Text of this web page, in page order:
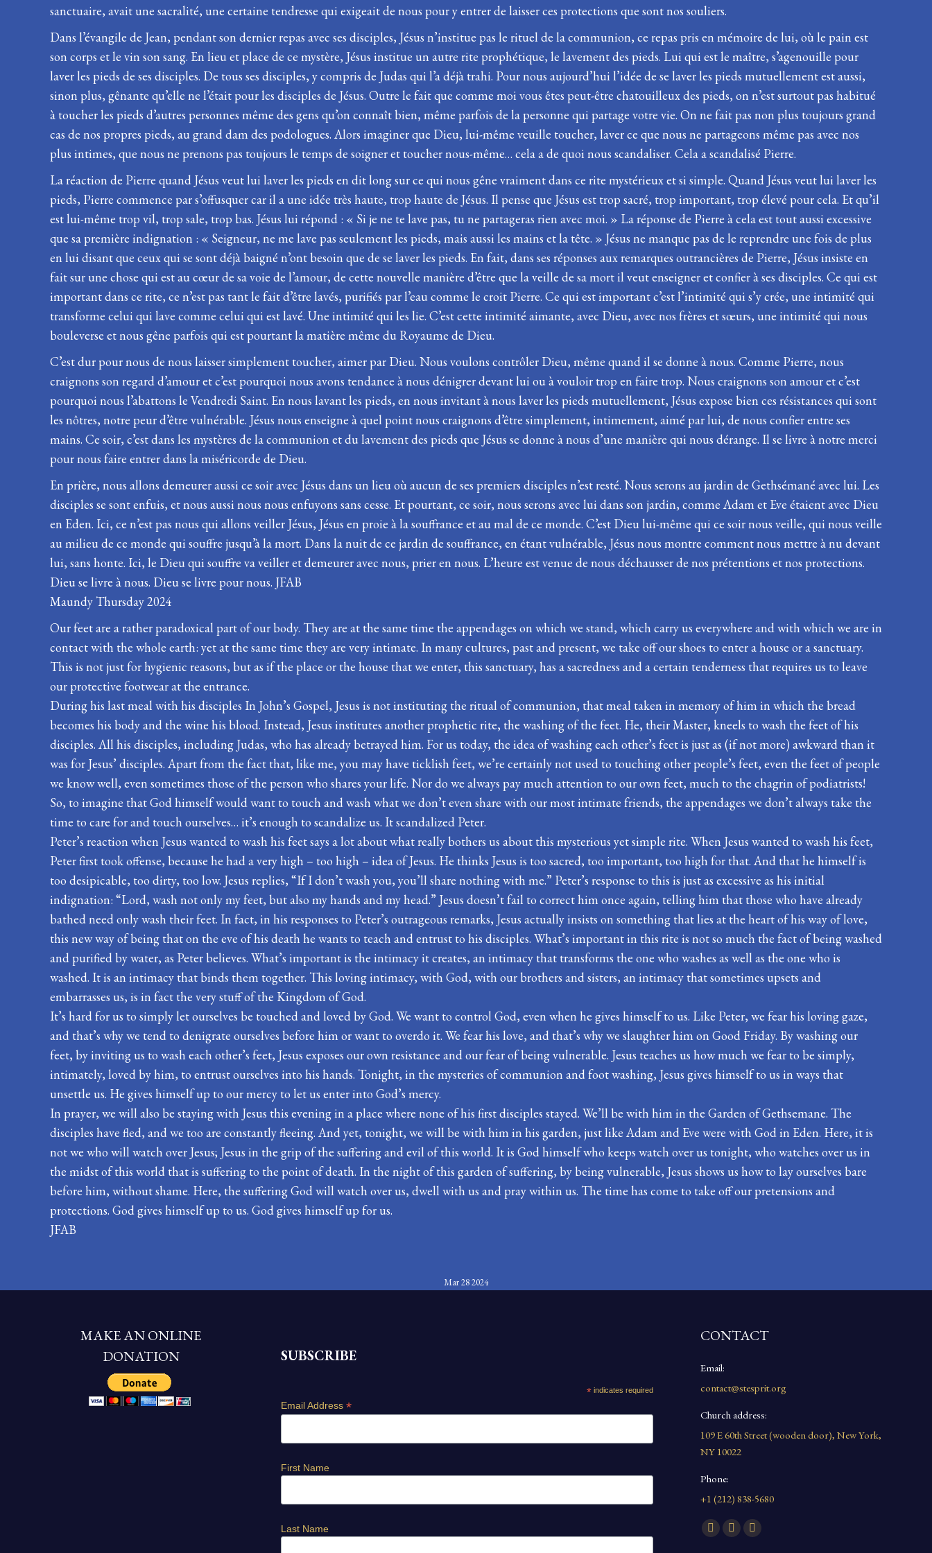
sanctuaire, avait une sacralité, une certaine tendresse qui exigeait de nous pour y entrer de laisser ces protections que sont nos souliers.
Dans l’évangile de Jean, pendant son dernier repas avec ses disciples, Jésus n’institue pas le rituel de la communion, ce repas pris en mémoire de lui, où le pain est
son corps et le vin son sang. En lieu et place de ce mystère, Jésus institue un autre rite prophétique, le lavement des pieds. Lui qui est le maître, s’agenouille pour
laver les pieds de ses disciples. De tous ses disciples, y compris de Judas qui l’a déjà trahi. Pour nous aujourd’hui l’idée de se laver les pieds mutuellement est aussi,
sinon plus, gênante qu’elle ne l’était pour les disciples de Jésus. Outre le fait que comme moi vous êtes peut-être chatouilleux des pieds, on n’est surtout pas habitué
à toucher les pieds d’autres personnes même des gens qu’on connaît bien, même parfois de la personne qui partage votre vie. On ne fait pas non plus toujours grand
cas de nos propres pieds, au grand dam des podologues. Alors imaginer que Dieu, lui-même veuille toucher, laver ce que nous ne partageons même pas avec nos
plus intimes, que nous ne prenons pas toujours le temps de soigner et toucher nous-même… cela a de quoi nous scandaliser. Cela a scandalisé Pierre.
La réaction de Pierre quand Jésus veut lui laver les pieds en dit long sur ce qui nous gêne vraiment dans ce rite mystérieux et si simple. Quand Jésus veut lui laver les
pieds, Pierre commence par s’offusquer car il a une idée très haute, trop haute de Jésus. Il pense que Jésus est trop sacré, trop important, trop élevé pour cela. Et qu’il
est lui-même trop vil, trop sale, trop bas. Jésus lui répond : « Si je ne te lave pas, tu ne partageras rien avec moi. » La réponse de Pierre à cela est tout aussi excessive
que sa première indignation : « Seigneur, ne me lave pas seulement les pieds, mais aussi les mains et la tête. » Jésus ne manque pas de le reprendre une fois de plus
en lui disant que ceux qui se sont déjà baigné n’ont besoin que de se laver les pieds. En fait, dans ses réponses aux remarques outrancières de Pierre, Jésus insiste en
fait sur une chose qui est au cœur de sa voie de l’amour, de cette nouvelle manière d’être que la veille de sa mort il veut enseigner et confier à ses disciples. Ce qui est
important dans ce rite, ce n’est pas tant le fait d’être lavés, purifiés par l’eau comme le croit Pierre. Ce qui est important c’est l’intimité qui s’y crée, une intimité qui
transforme celui qui lave comme celui qui est lavé. Une intimité qui les lie. C’est cette intimité aimante, avec Dieu, avec nos frères et sœurs, une intimité qui nous
bouleverse et nous gêne parfois qui est pourtant la matière même du Royaume de Dieu.
C’est dur pour nous de nous laisser simplement toucher, aimer par Dieu. Nous voulons contrôler Dieu, même quand il se donne à nous. Comme Pierre, nous
craignons son regard d’amour et c’est pourquoi nous avons tendance à nous dénigrer devant lui ou à vouloir trop en faire trop. Nous craignons son amour et c’est
pourquoi nous l’abattons le Vendredi Saint. En nous lavant les pieds, en nous invitant à nous laver les pieds mutuellement, Jésus expose bien ces résistances qui sont
les nôtres, notre peur d’être vulnérable. Jésus nous enseigne à quel point nous craignons d’être simplement, intimement, aimé par lui, de nous confier entre ses
mains. Ce soir, c’est dans les mystères de la communion et du lavement des pieds que Jésus se donne à nous d’une manière qui nous dérange. Il se livre à notre merci
pour nous faire entrer dans la miséricorde de Dieu.
En prière, nous allons demeurer aussi ce soir avec Jésus dans un lieu où aucun de ses premiers disciples n’est resté. Nous serons au jardin de Gethsémané avec lui. Les
disciples se sont enfuis, et nous aussi nous nous enfuyons sans cesse. Et pourtant, ce soir, nous serons avec lui dans son jardin, comme Adam et Eve étaient avec Dieu
en Eden. Ici, ce n’est pas nous qui allons veiller Jésus, Jésus en proie à la souffrance et au mal de ce monde. C’est Dieu lui-même qui ce soir nous veille, qui nous veille
au milieu de ce monde qui souffre jusqu’à la mort. Dans la nuit de ce jardin de souffrance, en étant vulnérable, Jésus nous montre comment nous mettre à nu devant
lui, sans honte. Ici, le Dieu qui souffre va veiller et demeurer avec nous, prier en nous. L’heure est venue de nous déchausser de nos prétentions et nos protections.
Dieu se livre à nous. Dieu se livre pour nous. JFAB
Maundy Thursday 2024
Our feet are a rather paradoxical part of our body. They are at the same time the appendages on which we stand, which carry us everywhere and with which we are in
contact with the whole earth: yet at the same time they are very intimate. In many cultures, past and present, we take off our shoes to enter a house or a sanctuary.
This is not just for hygienic reasons, but as if the place or the house that we enter, this sanctuary, has a sacredness and a certain tenderness that requires us to leave
our protective footwear at the entrance.
During his last meal with his disciples In John’s Gospel, Jesus is not instituting the ritual of communion, that meal taken in memory of him in which the bread
becomes his body and the wine his blood. Instead, Jesus institutes another prophetic rite, the washing of the feet. He, their Master, kneels to wash the feet of his
disciples. All his disciples, including Judas, who has already betrayed him. For us today, the idea of washing each other’s feet is just as (if not more) awkward than it
was for Jesus’ disciples. Apart from the fact that, like me, you may have ticklish feet, we’re certainly not used to touching other people’s feet, even the feet of people
we know well, even sometimes those of the person who shares your life. Nor do we always pay much attention to our own feet, much to the chagrin of podiatrists!
So, to imagine that God himself would want to touch and wash what we don’t even share with our most intimate friends, the appendages we don’t always take the
time to care for and touch ourselves… it’s enough to scandalize us. It scandalized Peter.
Peter’s reaction when Jesus wanted to wash his feet says a lot about what really bothers us about this mysterious yet simple rite. When Jesus wanted to wash his feet,
Peter first took offense, because he had a very high – too high – idea of Jesus. He thinks Jesus is too sacred, too important, too high for that. And that he himself is
too desipicable, too dirty, too low. Jesus replies, “If I don’t wash you, you’ll share nothing with me.” Peter’s response to this is just as excessive as his initial
indignation: “Lord, wash not only my feet, but also my hands and my head.” Jesus doesn’t fail to correct him once again, telling him that those who have already
bathed need only wash their feet. In fact, in his responses to Peter’s outrageous remarks, Jesus actually insists on something that lies at the heart of his way of love,
this new way of being that on the eve of his death he wants to teach and entrust to his disciples. What’s important in this rite is not so much the fact of being washed
and purified by water, as Peter believes. What’s important is the intimacy it creates, an intimacy that transforms the one who washes as well as the one who is
washed. It is an intimacy that binds them together. This loving intimacy, with God, with our brothers and sisters, an intimacy that sometimes upsets and
embarrasses us, is in fact the very stuff of the Kingdom of God.
It’s hard for us to simply let ourselves be touched and loved by God. We want to control God, even when he gives himself to us. Like Peter, we fear his loving gaze,
and that’s why we tend to denigrate ourselves before him or want to overdo it. We fear his love, and that’s why we slaughter him on Good Friday. By washing our
feet, by inviting us to wash each other’s feet, Jesus exposes our own resistance and our fear of being vulnerable. Jesus teaches us how much we fear to be simply,
intimately, loved by him, to entrust ourselves into his hands. Tonight, in the mysteries of communion and foot washing, Jesus gives himself to us in ways that
unsettle us. He gives himself up to our mercy to let us enter into God’s mercy.
In prayer, we will also be staying with Jesus this evening in a place where none of his first disciples stayed. We’ll be with him in the Garden of Gethsemane. The
disciples have fled, and we too are constantly fleeing. And yet, tonight, we will be with him in his garden, just like Adam and Eve were with God in Eden. Here, it is
not we who will watch over Jesus; Jesus in the grip of the suffering and evil of this world. It is God himself who keeps watch over us tonight, who watches over us in
the midst of this world that is suffering to the point of death. In the night of this garden of suffering, by being vulnerable, Jesus shows us how to lay ourselves bare
before him, without shame. Here, the suffering God will watch over us, dwell with us and pray within us. The time has come to take off our pretensions and
protections. God gives himself up to us. God gives himself up for us.
JFAB
Mar 28 2024
MAKE AN ONLINE
DONATION
SUBSCRIBE
* indicates required
Email Address *
First Name
Last Name
CONTACT
Email:
contact@stesprit.org
Church address:
109 E 60th Street (wooden door), New York,
NY 10022
Phone:
+1 (212) 838-5680
Find us on:
Facebook
YouTubeInstagram